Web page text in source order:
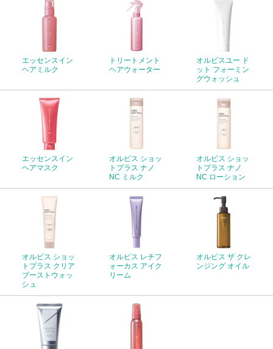
エッセンスイン
ヘアミルク
トリートメント
ヘアウォーター
オルビスユー ド
ット フォーミン
グウォッシュ
エッセンスイン
ヘアマスク
オルビス ショッ
トプラス ナノ
NC ミルク
オルビス ショッ
トプラス ナノ
NC ローション
オルビス ショッ
トプラス クリア
ブーストウォッ
シュ
オルビス レチフ
ォーカス アイク
リーム
オルビス ザ クレ
ンジング オイル